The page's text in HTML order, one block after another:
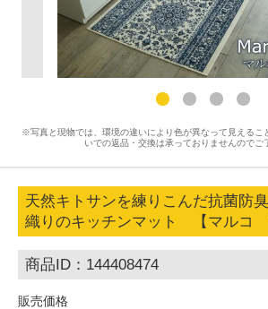
※写真と現物では、環境の違いにより色が異なって見えるこ
いでの返品・交換は承っておりませんのでご
天然キトサンを練りこんだ抗菌防
織りのキッチンマット 【マルコ
商品ID：144408474
販売価格